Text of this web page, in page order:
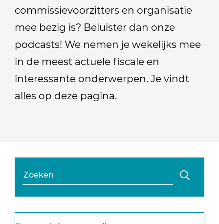
commissievoorzitters en organisatie
mee bezig is? Beluister dan onze
podcasts! We nemen je wekelijks mee
in de meest actuele fiscale en
interessante onderwerpen. Je vindt
alles op deze pagina.
Zoeken